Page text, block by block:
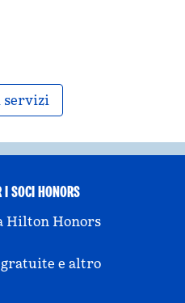
SOCI HONORS
Hilton Honors
e altro